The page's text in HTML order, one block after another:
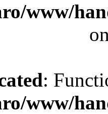
www/
:
www/